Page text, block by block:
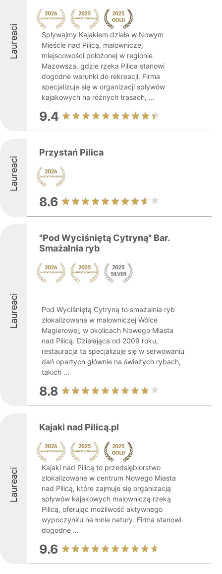
Laureaci
Splywajmy Kajakiem działa w Nowym
Mieście nad Pilicą, malowniczej
miejscowości położonej w regionie
Mazowsza, gdzie rzeka Pilica stanowi
dogodne warunki do rekreacji. Firma
specjalizuje się w organizacji spływów
kajakowych na różnych trasach, ...
9.4
Laureaci
Przystań Pilica
8.6
Laureaci
"Pod Wyciśniętą Cytryną" Bar.
Smażalnia ryb
Pod Wyciśniętą Cytryną to smażalnia ryb
zlokalizowana w malowniczej Wólce
Magierowej, w okolicach Nowego Miasta
nad Pilicą. Działająca od 2009 roku,
restauracja ta specjalizuje się w serwowaniu
dań opartych głównie na świeżych rybach,
takich ...
8.8
Laureaci
Kajaki nad Pilicą.pl
Kajaki nad Pilicą to przedsiębiorstwo
zlokalizowane w centrum Nowego Miasta
nad Pilicą, które zajmuje się organizacją
spływów kajakowych malowniczą rzeką
Pilicą, oferując możliwość aktywnego
wypoczynku na łonie natury. Firma stanowi
dogodne ...
9.6